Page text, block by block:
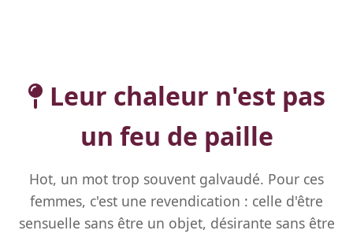
Leur chaleur n'est pas
un feu de paille
Hot, un mot trop souvent galvaudé. Pour ces
femmes, c'est une revendication : celle d'être
sensuelle sans être un objet, désirante sans être